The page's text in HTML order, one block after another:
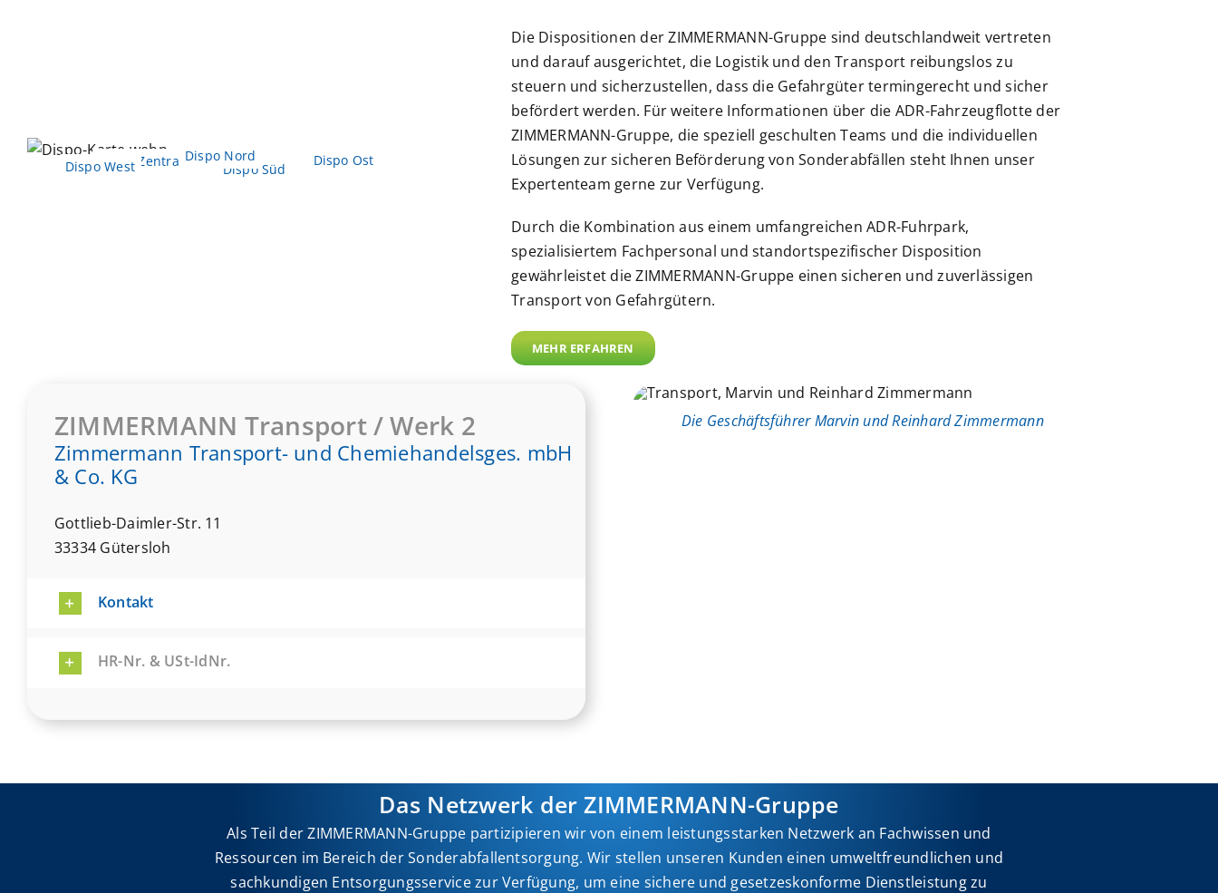
Dispo Zentrale Dispo Ost
Dispo Süd
Dispo Nord
Dispo West
Die Dispositionen der ZIMMERMANN-Gruppe sind deutschlandweit vertreten
und darauf ausgerichtet, die Logistik und den Transport reibungslos zu
steuern und sicherzustellen, dass die Gefahrgüter termingerecht und sicher
befördert werden. Für weitere Informationen über die ADR-Fahrzeugflotte der
ZIMMERMANN-Gruppe, die speziell geschulten Teams und die individuellen
Lösungen zur sicheren Beförderung von Sonderabfällen steht Ihnen unser
Expertenteam gerne zur Verfügung.
Durch die Kombination aus einem umfangreichen ADR-Fuhrpark,
spezialisiertem Fachpersonal und standortspezifischer Disposition
gewährleistet die ZIMMERMANN-Gruppe einen sicheren und zuverlässigen
Transport von Gefahrgütern.
MEHR ERFAHREN
ZIMMERMANN Transport / Werk 2
Zimmermann Transport- und Chemiehandelsges. mbH
& Co. KG
Gottlieb-Daimler-Str. 11
33334 Gütersloh
Kontakt
HR-Nr. & USt-IdNr.
Die Geschäftsführer Marvin und Reinhard Zimmermann
Das Netzwerk der ZIMMERMANN-Gruppe
Als Teil der ZIMMERMANN-Gruppe partizipieren wir von einem leistungsstarken Netzwerk an Fachwissen und
Ressourcen im Bereich der Sonderabfallentsorgung. Wir stellen unseren Kunden einen umweltfreundlichen und
sachkundigen Entsorgungsservice zur Verfügung, um eine sichere und gesetzeskonforme Dienstleistung zu